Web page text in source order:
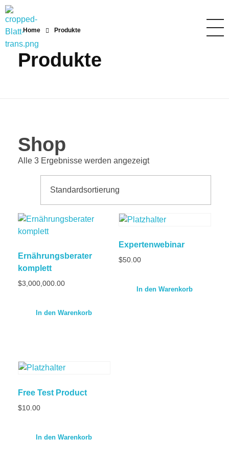
blättermagen.ch
Home Produkte
Produkte
Shop
Alle 3 Ergebnisse werden angezeigt
Ernährungsberater
komplett
$3,000,000.00
In den Warenkorb
Expertenwebinar
$50.00
In den Warenkorb
Free Test Product
$10.00
In den Warenkorb